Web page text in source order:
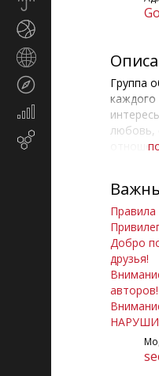
Экономика
Группа
каждого
любовь,
Сайт
Сайт
Правила
Добро
друзья!
авторов!